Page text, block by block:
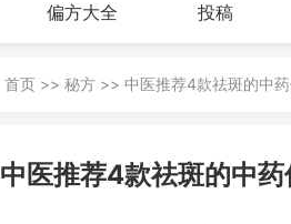
偏方大全 投稿
首页 >> 秘方 >> 中医推荐4款祛斑的中
中医推荐4款祛斑的中